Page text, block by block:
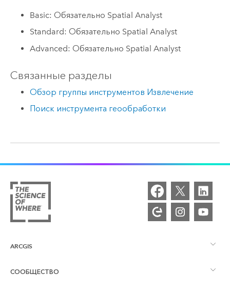
Basic: Обязательно Spatial Analyst
Standard: Обязательно Spatial Analyst
Advanced: Обязательно Spatial Analyst
Связанные разделы
Обзор группы инструментов Извлечение
Поиск инструмента геообработки
ARCGIS
Обзор ArcGIS
СООБЩЕСТВО